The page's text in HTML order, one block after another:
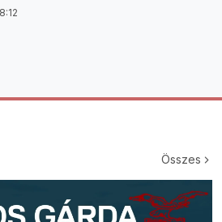
Összes